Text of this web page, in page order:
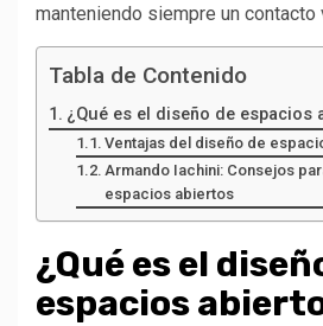
manteniendo siempre un contacto
Tabla de Contenido
¿Qué es el diseño de espacios
Ventajas del diseño de
Armando Iachini: Consejos
espacios abiertos
¿Qué es el
espacios